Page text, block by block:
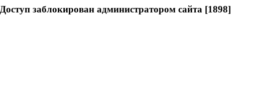
Доступ заблокирован администратором сайта [1898]